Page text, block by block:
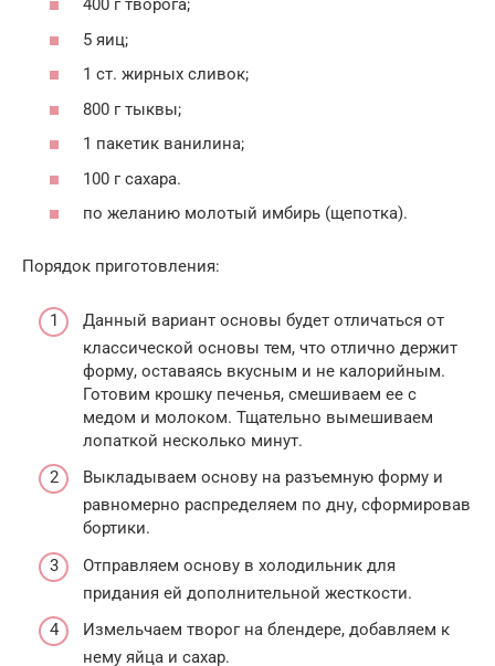
400 г творога;
5 яиц;
1 ст. жирных сливок;
800 г тыквы;
1 пакетик ванилина;
100 г сахара.
по желанию молотый имбирь (щепотка).
Порядок приготовления:
Данный вариант основы будет отличаться от
классической основы тем, что отлично держит
форму, оставаясь вкусным и не калорийным.
Готовим крошку печенья, смешиваем ее с
медом и молоком. Тщательно вымешиваем
лопаткой несколько минут.
Выкладываем основу на разъемную форму и
равномерно распределяем по дну, сформировав
бортики.
Отправляем основу в холодильник для
придания ей дополнительной жесткости.
Измельчаем творог на блендере, добавляем к
нему яйца и сахар.